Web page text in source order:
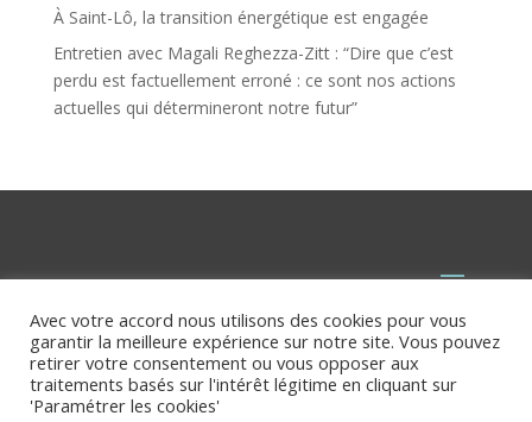
À Saint-Lô, la transition énergétique est engagée
Entretien avec Magali Reghezza-Zitt : “Dire que c’est
perdu est factuellement erroné : ce sont nos actions
actuelles qui détermineront notre futur”
Avec votre accord nous utilisons des cookies pour vous
garantir la meilleure expérience sur notre site. Vous pouvez
retirer votre consentement ou vous opposer aux
traitements basés sur l'intérêt légitime en cliquant sur
'Paramétrer les cookies'